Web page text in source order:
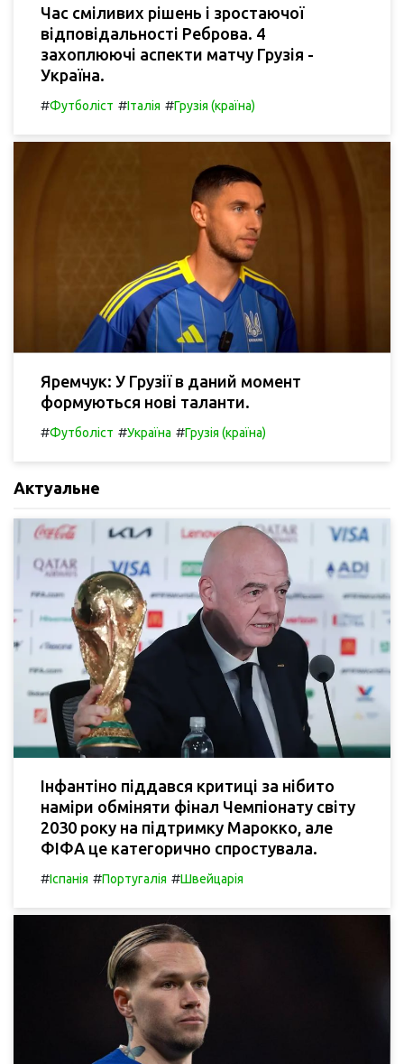
Час сміливих рішень і зростаючої
відповідальності Реброва. 4
захоплюючі аспекти матчу Грузія -
Україна.
#Футболіст #Італія #Грузія (країна)
Яремчук: У Грузії в даний момент
формуються нові таланти.
#Футболіст #Україна #Грузія (країна)
Актуальне
Інфантіно піддався критиці за нібито
наміри обміняти фінал Чемпіонату світу
2030 року на підтримку Марокко, але
ФІФА це категорично спростувала.
#Іспанія #Португалія #Швейцарія